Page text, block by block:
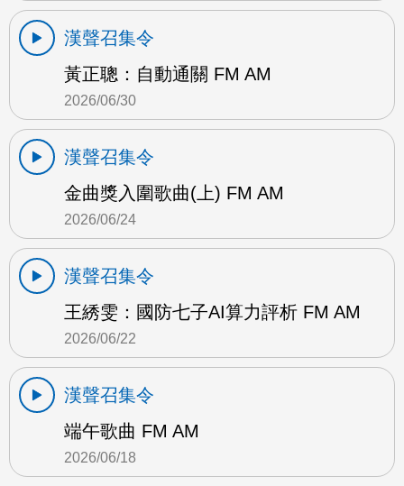
漢聲召集令
黃正聰：自動通關 FM AM
2026/06/30
漢聲召集令
金曲獎入圍歌曲(上) FM AM
2026/06/24
漢聲召集令
王綉雯：國防七子AI算力評析 FM AM
2026/06/22
漢聲召集令
端午歌曲 FM AM
2026/06/18